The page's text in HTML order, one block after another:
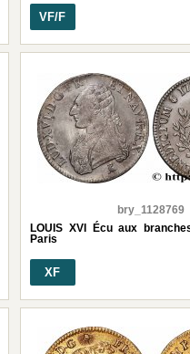
VF/F
bry_1128769
LOUIS XVI Écu aux
Paris
XF